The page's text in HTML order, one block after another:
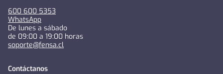
600 600 5353
WhatsApp
De lunes a sábado
de 09:00 a 19:00 horas
soporte@fensa.cl
Contáctanos